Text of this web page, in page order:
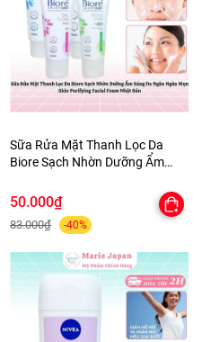
Sữa Rửa Mặt Thanh Lọc Da
Biore Sạch Nhờn Dưỡng Ẩm
Purifying Facial Foam Nhật Bản
50.000₫
83.000₫ -40%